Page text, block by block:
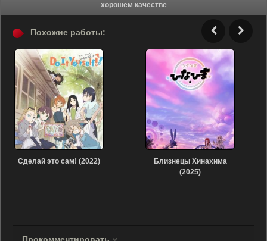
хорошем качестве
Похожие работы:
Сделай это сам! (2022)
Близнецы Хинахима
(2025)